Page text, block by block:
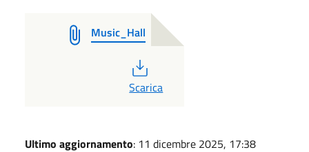
Music_Hall
PDF
Scarica
Ultimo aggiornamento: 11 dicembre 2025, 17:38